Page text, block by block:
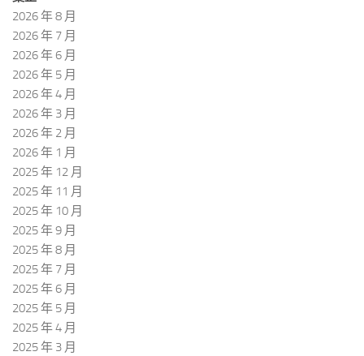
2026 年 8 月
2026 年 7 月
2026 年 6 月
2026 年 5 月
2026 年 4 月
2026 年 3 月
2026 年 2 月
2026 年 1 月
2025 年 12 月
2025 年 11 月
2025 年 10 月
2025 年 9 月
2025 年 8 月
2025 年 7 月
2025 年 6 月
2025 年 5 月
2025 年 4 月
2025 年 3 月